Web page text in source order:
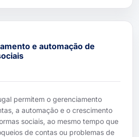
e automação de
permitem o gerenciamento
a automação e o crescimento
sociais, ao mesmo tempo que
de contas ou problemas de